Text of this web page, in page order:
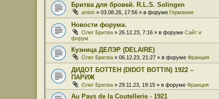
Бритва для бровей. R.L.S. Solingen
anton » 03.08.26, 17:56 » в форуме Германия
Новости форума.
Олег Бритва » 26.12.23, 7:16 » в форуме Сайт и
форум
Кузница ДЕЛЭР (DELAIRE)
Олег Бритва » 06.12.23, 21:27 » в форуме Франция
ДИДОТ БОТТЕН (DIDOT BOTTIN) 1922 –
ПАРИЖ
Олег Бритва » 29.11.23, 19:15 » в форуме Франция
Au Pays de la Coutellerie - 1921